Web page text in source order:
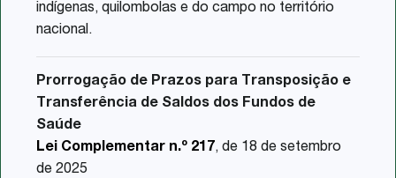
indígenas, quilombolas e do campo no território
nacional.
Prorrogação de Prazos para Transposição e
Transferência de Saldos dos Fundos de
Saúde
Lei Complementar n.º 217, de 18 de setembro
de 2025